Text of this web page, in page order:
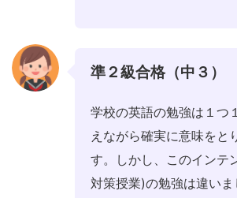
準２級合格（中３）
学校の英語の勉強は１つ
えながら確実に意味をと
す。しかし、このインテ
対策授業)の勉強は違い